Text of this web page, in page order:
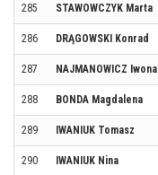
285 STAWOWCZYK Marta
286 DRĄGOWSKI Konrad
287 NAJMANOWICZ Iwona
288 BONDA Magdalena
289 IWANIUK Tomasz
290 IWANIUK Nina